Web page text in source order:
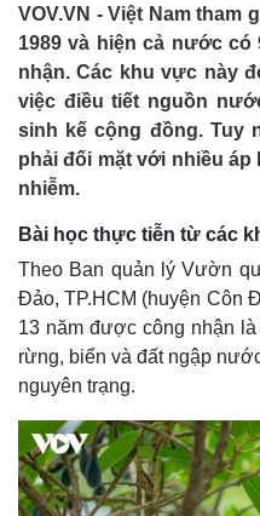
VOV.VN - Việt Nam tham
1989 và hiện cả nước
nhận. Các khu vực này
việc điều tiết nguồn
sinh kế cộng đồng. Tuy
phải đối mặt với nhiều
nhiễm.
Bài học thực tiễn từ các
Theo Ban quản lý Vườn
Đảo, TP.HCM (huyện Côn
13 năm được công nhận
rừng, biển và đất ngập
nguyên trạng.